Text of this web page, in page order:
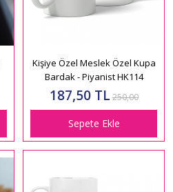
Kişiye Özel Meslek Özel Kupa
Bardak - Piyanist HK114
187,50 TL 250,00
Sepete Ekle